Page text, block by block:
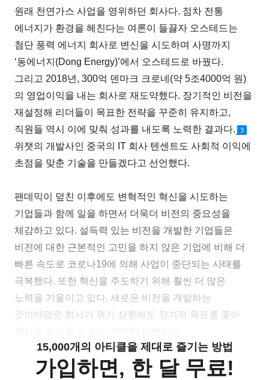
원래 천연가스 사업을 영위하던 회사다. 점차 전통
에너지가 환경을 헤친다는 여론이 들끓자 오스테드는
첨단 풍력 에너지 회사로 변신을 시도하며 사명까지
‘동에너지(Dong Energy)’에서 오스테드로 바꿨다.
그리고 2018년, 300억 덴마크 크로네(약 5조4000억 원)
의 영업이익을 내는 회사로 재도약했다. 장기적인 비전을
재설정해 리더들이 목표한 전략을 꾸준히 유지하고,
직원들 역시 이에 맞춰 성과를 내도록 노력한 결과다.
3
위챗의 개발사인 중국의 IT 회사 텐센트도 사회적 이익에
초점을 맞춘 기술을 만들겠다고 선언했다.
팬데믹이 덮친 이후에도 변혁적인 혁신을 시도하는
기업들과 함께 일을 하면서 더욱더 비전의 중요성을
체감하고 있다. 설득력 있는 비전을 개발한 기업들은
비전에 대한 근본적인 고민을 하지 않은 기업에 비해 더
빠른 속도로 코로나19에 의해 사업이 중단되는 사태를
극복했다. 또한 혁신을 주도하기 위해 훨씬 더 많은
노력을 기울이고 있다. 새로운 비전을 개발하는
것이야말로 회사가 위기 상황에도 장기적 목표를 좇아
15,000개의 아티클을 제대로 즐기는 방법
가입하면, 한 달 무료!